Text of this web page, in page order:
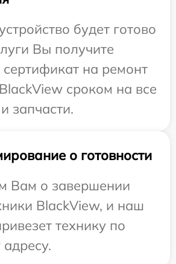
будет готово
Вы получите
на ремонт
сроком на все
запчасти.
о готовности
Вам о завершении
BlackView, и наш
технику по